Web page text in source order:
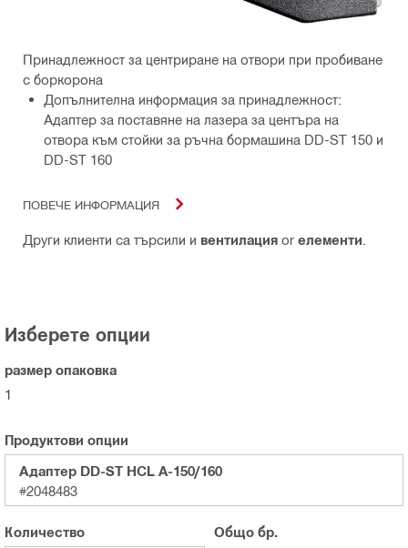
Принадлежност за центриране на отвори при пробиване
с боркорона
Допълнителна информация за принадлежност:
Адаптер за поставяне на лазера за центъра на
отвора към стойки за ръчна бормашина DD-ST 150 и
DD-ST 160
ПОВЕЧЕ ИНФОРМАЦИЯ
Други клиенти са търсили и вентилация or елементи
Изберете опции
размер опаковка
1
Продуктови опции
Адаптер DD-ST HCL A-150/160
#2048483
Количество Общо бр.